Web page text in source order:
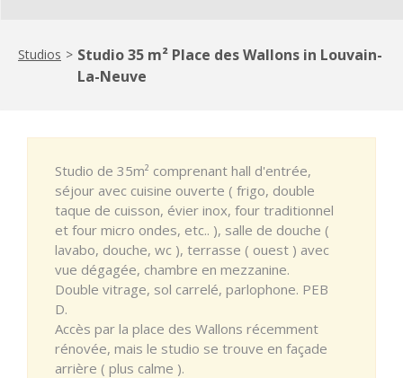
Studios > Studio 35 m² Place des Wallons in Louvain-
La-Neuve
Studio de 35m² comprenant hall d'entrée,
séjour avec cuisine ouverte ( frigo, double
taque de cuisson, évier inox, four traditionnel
et four micro ondes, etc.. ), salle de douche (
lavabo, douche, wc ), terrasse ( ouest ) avec
vue dégagée, chambre en mezzanine.
Double vitrage, sol carrelé, parlophone. PEB
D.
Accès par la place des Wallons récemment
rénovée, mais le studio se trouve en façade
arrière ( plus calme ).